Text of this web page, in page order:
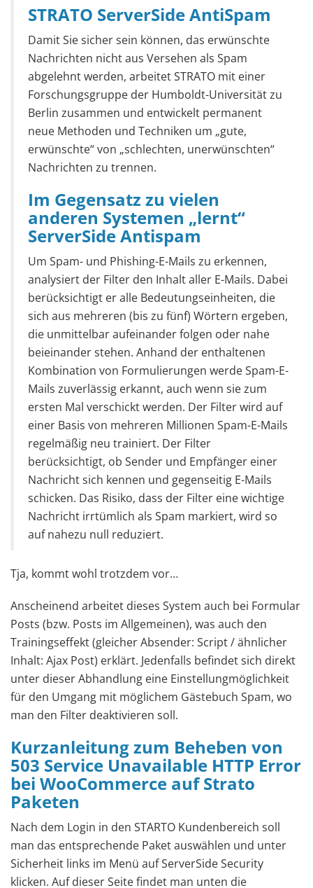
STRATO ServerSide AntiSpam
Damit Sie sicher sein können, das erwünschte
Nachrichten nicht aus Versehen als Spam
abgelehnt werden, arbeitet STRATO mit einer
Forschungsgruppe der Humboldt-Universität zu
Berlin zusammen und entwickelt permanent
neue Methoden und Techniken um „gute,
erwünschte“ von „schlechten, unerwünschten“
Nachrichten zu trennen.
Im Gegensatz zu vielen
anderen Systemen „lernt“
ServerSide Antispam
Um Spam- und Phishing-E-Mails zu erkennen,
analysiert der Filter den Inhalt aller E-Mails. Dabei
berücksichtigt er alle Bedeutungseinheiten, die
sich aus mehreren (bis zu fünf) Wörtern ergeben,
die unmittelbar aufeinander folgen oder nahe
beieinander stehen. Anhand der enthaltenen
Kombination von Formulierungen werde Spam-E-
Mails zuverlässig erkannt, auch wenn sie zum
ersten Mal verschickt werden. Der Filter wird auf
einer Basis von mehreren Millionen Spam-E-Mails
regelmäßig neu trainiert. Der Filter
berücksichtigt, ob Sender und Empfänger einer
Nachricht sich kennen und gegenseitig E-Mails
schicken. Das Risiko, dass der Filter eine wichtige
Nachricht irrtümlich als Spam markiert, wird so
auf nahezu null reduziert.
Tja, kommt wohl trotzdem vor…
Anscheinend arbeitet dieses System auch bei Formular
Posts (bzw. Posts im Allgemeinen), was auch den
Trainingseffekt (gleicher Absender: Script / ähnlicher
Inhalt: Ajax Post) erklärt. Jedenfalls befindet sich direkt
unter dieser Abhandlung eine Einstellungmöglichkeit
für den Umgang mit möglichem Gästebuch Spam, wo
man den Filter deaktivieren soll.
Kurzanleitung zum Beheben von
503 Service Unavailable HTTP Error
bei WooCommerce auf Strato
Paketen
Nach dem Login in den STARTO Kundenbereich soll
man das entsprechende Paket auswählen und unter
Sicherheit links im Menü auf ServerSide Security
klicken. Auf dieser Seite findet man unten die